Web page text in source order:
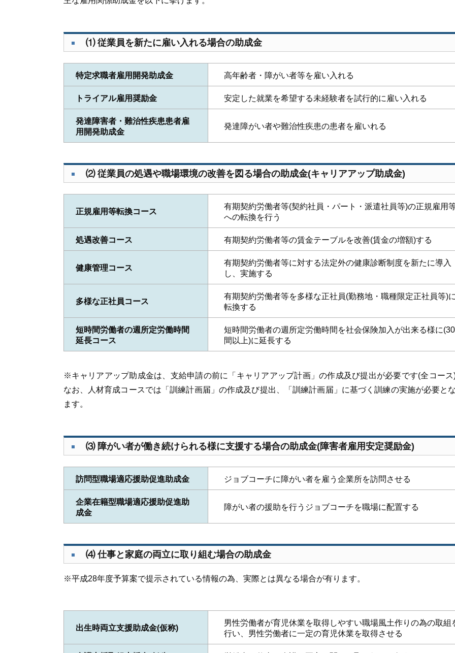
⑴ 従業員を新たに雇い入れる場合の助成金
特定求職者雇用開発助成金 高年齢者・障がい者等を雇い入れる
トライアル雇用奨励金 安定した就業を希望する未経験者を試行的に雇い入れる
発達障害者・難治性疾患患者雇
用開発助成金
発達障がい者や難治性疾患の患者を雇いれる
⑵ 従業員の処遇や職場環境の改善を図る場合の助成金(キャリアアップ助成金)
正規雇用等転換コース
有期契約労働者等(契約社員・パート・派遣社員等)の正規雇用
への転換を行う
処遇改善コース 有期契約労働者等の賃金テーブルを改善(賃金の増額)する
健康管理コース
有期契約労働者等に対する法定外の健康診断制度を新たに導入
し、実施する
多様な正社員コース
有期契約労働者等を多様な正社員(勤務地・職種限定正社員等)
転換する
短時間労働者の週所定労働時間
延長コース
短時間労働者の週所定労働時間を社会保険加入が出来る様に
間以上)に延長する
※キャリアアップ助成金は、支給申請の前に「キャリアアップ計画」の作成及び提出が必要です(全コース
なお、人材育成コースでは「訓練計画届」の作成及び提出、「訓練計画届」に基づく訓練の実施が必要と
ます。
⑶ 障がい者が働き続けられる様に支援する場合の助成金(障害者雇用安定奨励金)
訪問型職場適応援助促進助成金 ジョブコーチに障がい者を雇う企業所を訪問させる
企業在籍型職場適応援助促進助
成金
障がい者の援助を行うジョブコーチを職場に配置する
⑷ 仕事と家庭の両立に取り組む場合の助成金
※平成28年度予算案で提示されている情報の為、実際とは異なる場合が有ります。
出生時両立支援助成金(仮称)
男性労働者が育児休業を取得しやすい職場風土作りの為の取組
行い、男性労働者に一定の育児休業を取得させる